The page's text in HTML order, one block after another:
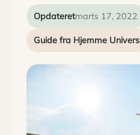
Opdateretmarts 17, 2022
Guide fra Hjemme Univers